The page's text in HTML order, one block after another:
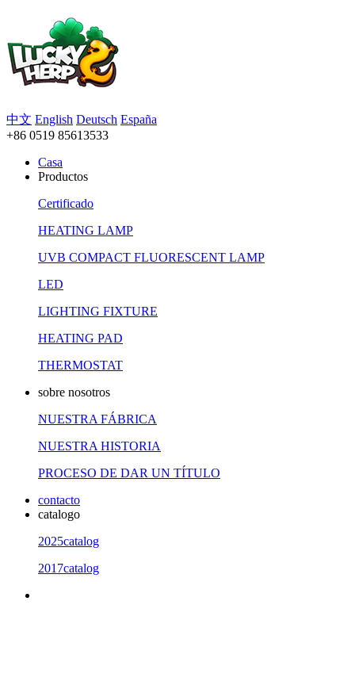
中文 English Deutsch España
+86 0519 85613533
Casa
Productos
Certificado
HEATING LAMP
UVB COMPACT FLUORESCENT LAMP
LED
LIGHTING FIXTURE
HEATING PAD
THERMOSTAT
sobre nosotros
NUESTRA FÁBRICA
NUESTRA HISTORIA
PROCESO DE DAR UN TÍTULO
contacto
catalogo
2025catalog
2017catalog